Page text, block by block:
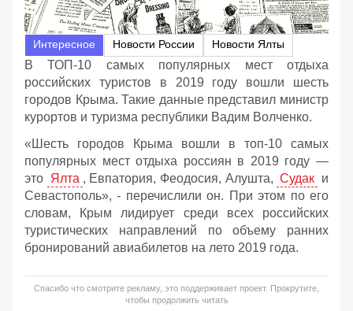
Интересное Новости России Новости Ялты
В ТОП-10 самых популярных мест отдыха
российских туристов в 2019 году вошли шесть
городов Крыма. Такие данные представил министр
курортов и туризма республики Вадим Волченко.
«Шесть городов Крыма вошли в топ-10 самых
популярных мест отдыха россиян в 2019 году —
это Ялта , Евпатория, Феодосия, Алушта, Судак и
Севастополь», - перечислили он. При этом по его
словам, Крым лидирует среди всех российских
туристических направлений по объему ранних
бронирований авиабилетов на лето 2019 года.
Спасибо что смотрите рекламу, это поддерживает проект. Прокрутите,
чтобы продолжить читать